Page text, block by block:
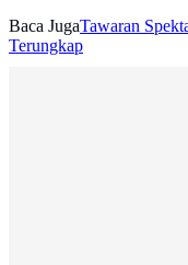
Baca JugaTawaran
Terungkap